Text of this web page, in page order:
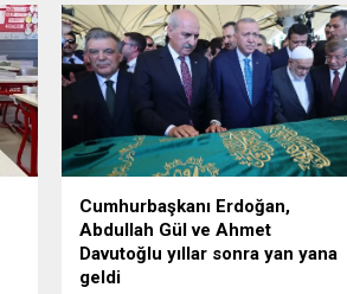
Cumhurbaşkanı Erdoğan,
Abdullah Gül ve Ahmet
Davutoğlu yıllar sonra yan yana
geldi